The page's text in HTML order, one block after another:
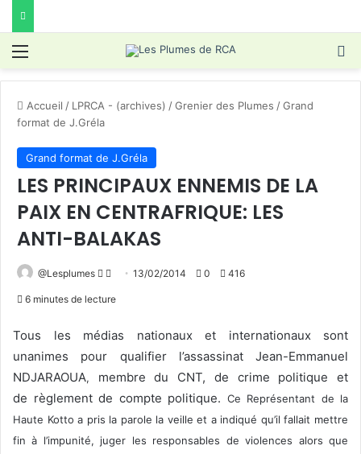
Menu
Accueil / LPRCA - (archives) /Grenier des Plumes /Grand
format de J.Gréla
Grand format de J.Gréla
LES PRINCIPAUX ENNEMIS DE LA
PAIX EN CENTRAFRIQUE: LES
ANTI-BALAKAS
@Lesplumes
Follow
Envoyer13/02/2014 0 416
6 minutes de lecture
Tous les médias nationaux et internationaux sont
unanimes pour qualifier l’assassinat Jean-Emmanuel
NDJARAOUA, membre du CNT, de crime politique et
de règlement de compte politique. Ce Représentant de la
Haute Kotto a pris la parole la veille et a indiqué qu’il fallait mettre
fin à l’impunité, juger les responsables de violences alors que